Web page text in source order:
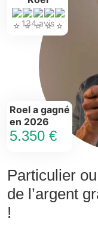
Particulier
de l’argent
!
134 avis
Roel a gagné
en 2026
5.350 €